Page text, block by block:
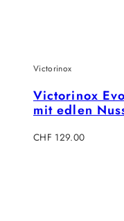
Victorinox
Victorinox
mit edlen
Regulärer
CHF 129.00